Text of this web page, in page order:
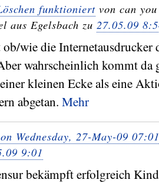
funktioniert von can
aus Egelsbach zu 27.05.09
wie die Internetausdrucker
wahrscheinlich kommt
kleinen Ecke als eine
abgetan. Mehr
Wednesday, 27-May-09
9:01
bekämpft erfolgreich